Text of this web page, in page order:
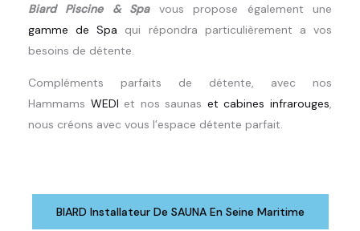
Biard Piscine & Spavous propose également une
gamme de Spa qui répondra particulièrement a vos
besoins de détente.
Compléments parfaits de détente, avec nos
Hammams WEDI et nos saunas et cabines infrarouges,
nous créons avec vous l’espace détente parfait.
BIARD Installateur De SAUNA En Seine Maritime